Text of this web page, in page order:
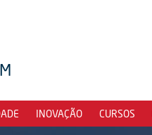
INOVAÇÃO CURSOS